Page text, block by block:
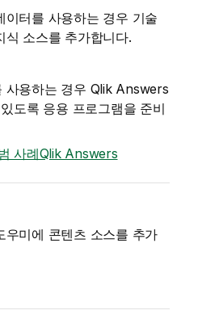
이터를 사용하는 경우 기술
식 소스를 추가합니다.
사용하는 경우 Qlik Answers
도록 응용 프로그램을 준비
사례Qlik Answers
우미에 콘텐츠 소스를 추가